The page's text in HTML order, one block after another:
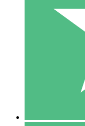
Zahlen Sie